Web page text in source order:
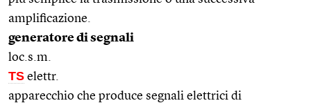
amplificazione.
generatore di segnali
loc.s.m.
TS elettr.
apparecchio che produce segnali elettrici di